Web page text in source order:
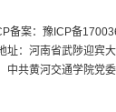
备案：豫ICP备
：河南省武陟迎宾大
共黄河交通学院党委